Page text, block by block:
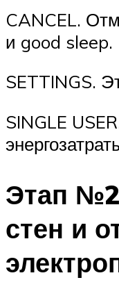
CANCEL.
и good sleep.
SETTINGS.
SINGLE
Этап
стен и